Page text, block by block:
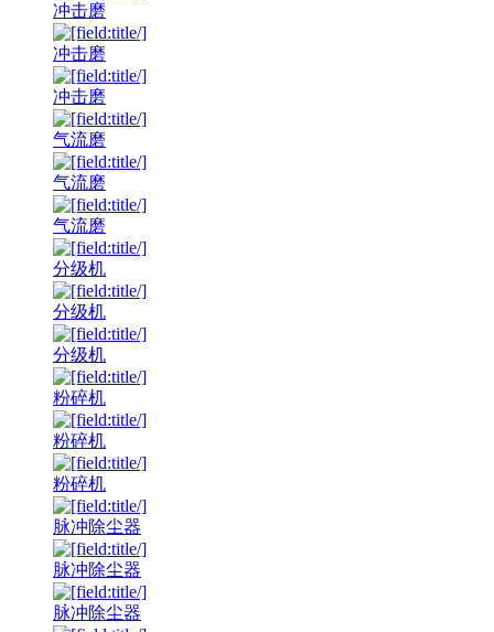
冲击磨
冲击磨
冲击磨
气流磨
气流磨
气流磨
分级机
分级机
分级机
粉碎机
粉碎机
粉碎机
脉冲除尘器
脉冲除尘器
脉冲除尘器